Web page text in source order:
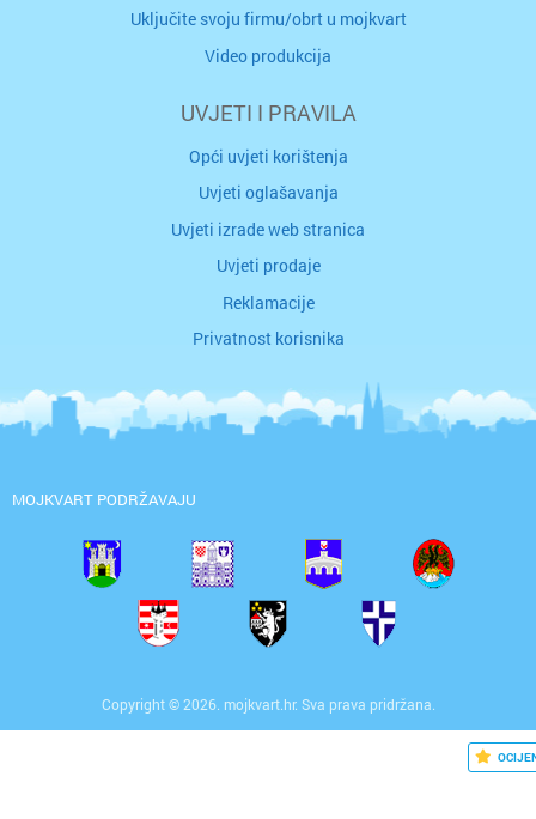
Uključite svoju firmu/obrt u mojkvart
Video produkcija
UVJETI I PRAVILA
Opći uvjeti korištenja
Uvjeti oglašavanja
Uvjeti izrade web stranica
Uvjeti prodaje
Reklamacije
Privatnost korisnika
MOJKVART PODRŽAVAJU
Copyright © 2026. mojkvart.hr. Sva prava pridržana.